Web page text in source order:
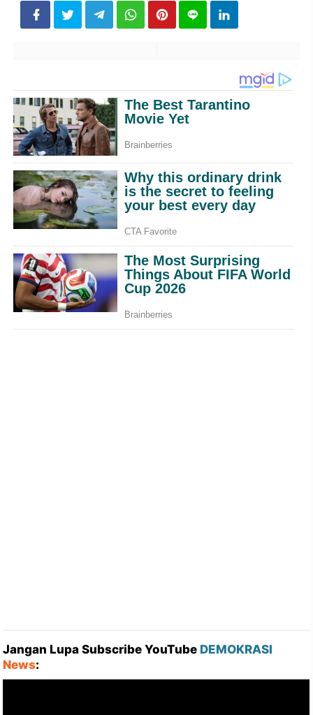
Jangan Lupa Subscribe YouTube DEMOKRASI
News: